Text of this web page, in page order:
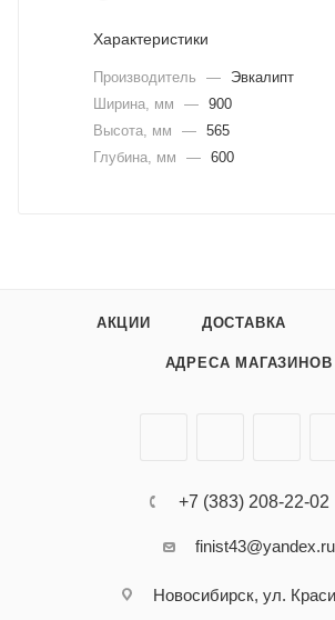
Характеристики
Производитель —
Эвкалипт
Ширина, мм
— 900
Высота, мм
— 565
Глубина, мм
— 600
АКЦИИ ДОСТАВКА
АДРЕСА МАГАЗИНОВ
+7 (383) 208-22-02
finist43@yandex.ru
Новосибирск, ул.